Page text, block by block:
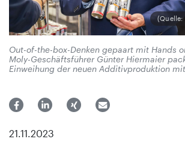
(Quelle:
Out-of-the-box-Denken gepaart mit Hands
Moly-Geschäftsführer Günter Hiermaier
Einweihung der neuen Additivproduktion
21.11.2023